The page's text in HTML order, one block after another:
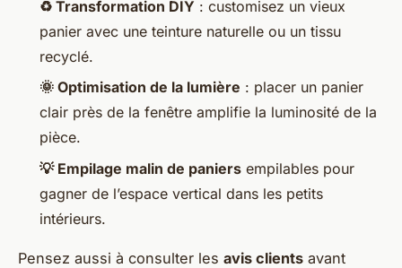
♻️ Transformation DIY : customisez un vieux
panier avec une teinture naturelle ou un tissu
recyclé.
🌞 Optimisation de la lumière : placer un panier
clair près de la fenêtre amplifie la luminosité de la
pièce.
💡 Empilage malin de paniers empilables pour
gagner de l’espace vertical dans les petits
intérieurs.
Pensez aussi à consulter les avis clients avant